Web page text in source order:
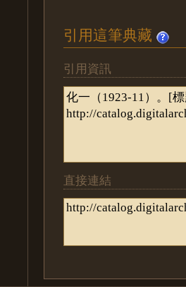
引用這筆典藏
引用資訊
直接連結